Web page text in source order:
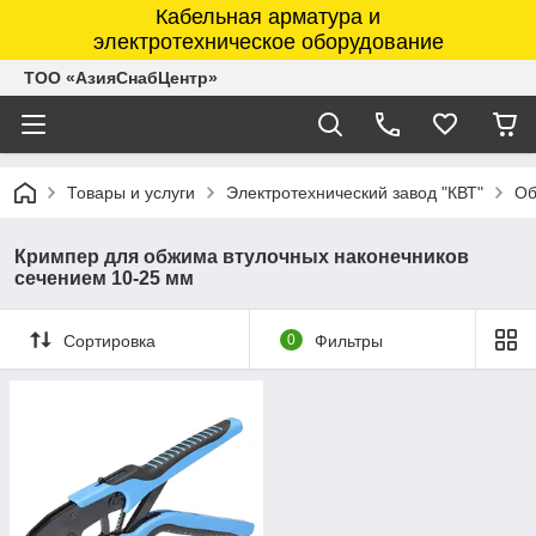
Кабельная арматура и
электротехническое оборудование
ТОО «АзияСнабЦентр»
Товары и услуги Электротехнический завод "КВТ"
Кримпер для обжима втулочных наконечников
сечением 10-25 мм
Сортировка 0 Фильтры